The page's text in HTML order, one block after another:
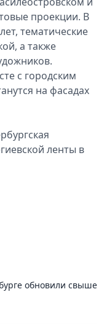
проекции. В
тематические
а также
с городским
на фасадах
ленты в
обновили свыше